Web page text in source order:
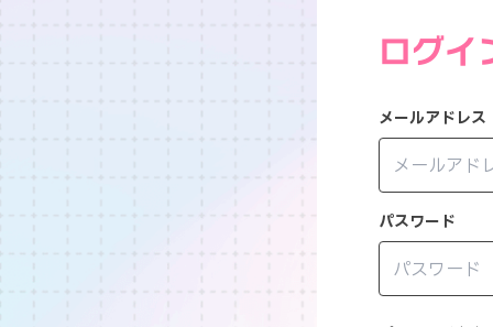
ログイ
メールアドレス
パスワード